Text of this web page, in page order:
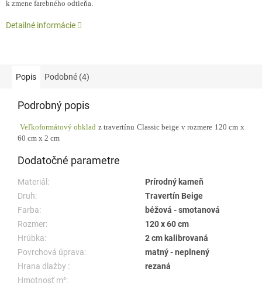
k zmene farebného odtieňa.
Detailné informácie
Popis Podobné (4)
Podrobný popis
Veľkoformátový obklad z travertínu Classic beige v rozmere 120 cm x
60 cm x 2 cm
Dodatočné parametre
Materiál:
Prírodný kameň
Druh:
Travertín Beige
Farba:
béžová - smotanová
Rozmer:
120 x 60 cm
Hrúbka:
2 cm kalibrovaná
Povrchová úprava:
matný - neplnený
Hrana dlažby :
rezaná
Hmotnosť m²: